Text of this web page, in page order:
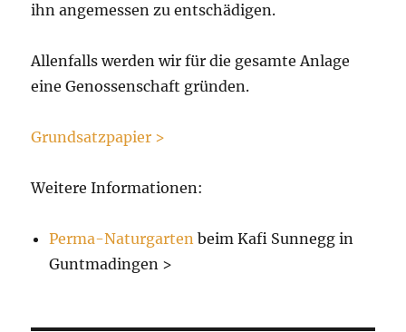
ihn angemessen zu entschädigen.
Allenfalls werden wir für die gesamte Anlage
eine Genossenschaft gründen.
Grundsatzpapier >
Weitere Informationen:
Perma-Naturgarten beim Kafi Sunnegg in
Guntmadingen >